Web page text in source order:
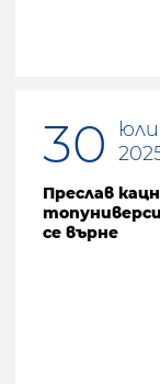
30
юли
Преслав
се върне